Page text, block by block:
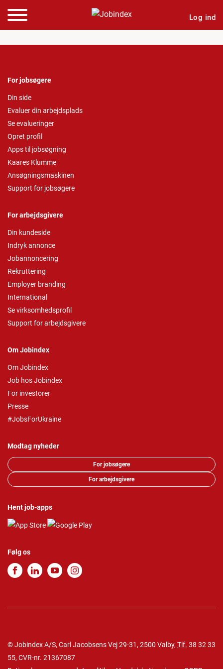
Log ind
For jobsøgere
Din side
Evaluer din arbejdsplads
Se evalueringer
Opret profil
Apps til jobsøgning
Kaares Klumme
Ansøgningsmaskinen
Support for jobsøgere
For arbejdsgivere
Din kundeside
Indryk annonce
Jobannoncering
Rekruttering
Employer branding
International
Se virksomhedsprofil
Support for arbejdsgivere
Om Jobindex
Om Jobindex
Job hos Jobindex
For investorer
Presse
#JobsForUkraine
Modtag nyheder
For jobsøgere
For arbejdsgivere
Hent job-apps
Følg os
© Jobindex A/S, Carl Jacobsens Vej 29-31, 2500 Valby, Tlf. 38 32 33
55, CVR-nr. 21367087